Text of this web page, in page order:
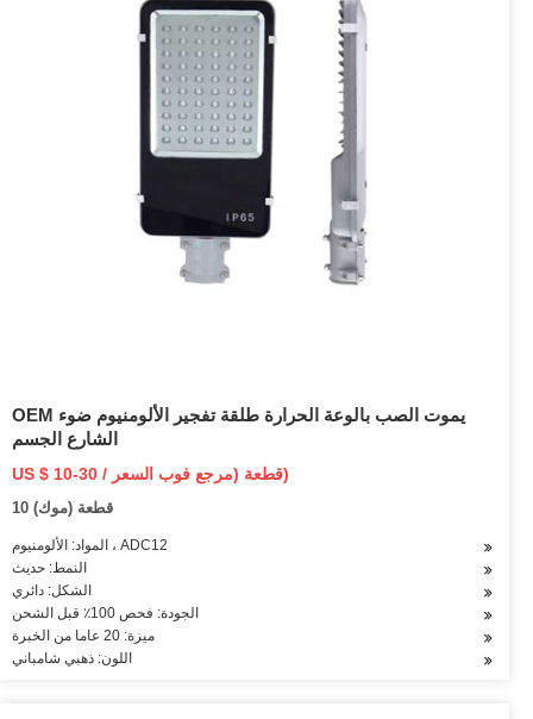
OEM يموت الصب بالوعة الحرارة طلقة تفجير الألومنيوم ضوء
الشارع الجسم
US $ 10-30 / قطعة (مرجع فوب السعر)
10 قطعة (موك)
المواد: الألومنيوم ، ADC12
النمط: حديث
الشكل: دائري
الجودة: فحص 100٪ قبل الشحن
ميزة: 20 عاما من الخبرة
اللون: ذهبي شامباني